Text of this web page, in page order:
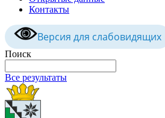
Контакты
Версия для слабовидящих
Поиск
Все результаты